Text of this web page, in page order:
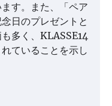
す。また、「ペア
日のプレゼントと
多く、KLASSE14
ていることを示し